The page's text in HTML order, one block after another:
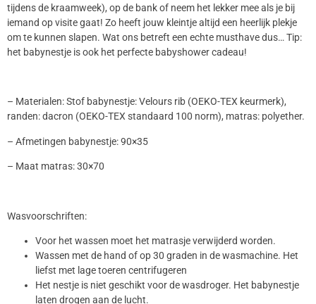
tijdens de kraamweek), op de bank of neem het lekker mee als je bij
iemand op visite gaat! Zo heeft jouw kleintje altijd een heerlijk plekje
om te kunnen slapen. Wat ons betreft een echte musthave dus… Tip:
het babynestje is ook het perfecte babyshower cadeau!
– Materialen: Stof babynestje: Velours rib (OEKO-TEX keurmerk),
randen: dacron (OEKO-TEX standaard 100 norm), matras: polyether.
– Afmetingen babynestje: 90×35
– Maat matras: 30×70
Wasvoorschriften:
Voor het wassen moet het matrasje verwijderd worden.
Wassen met de hand of op 30 graden in de wasmachine. Het
liefst met lage toeren centrifugeren
Het nestje is niet geschikt voor de wasdroger. Het babynestje
laten drogen aan de lucht.